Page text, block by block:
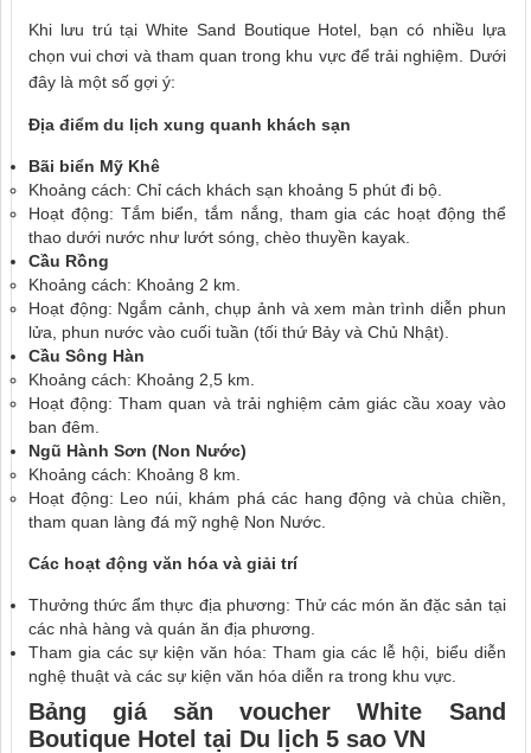
Khi lưu trú tại White Sand Boutique Hotel, bạn có nhiều lựa
chọn vui chơi và tham quan trong khu vực để trải nghiệm. Dưới
đây là một số gợi ý:
Địa điểm du lịch xung quanh khách sạn
Bãi biển Mỹ Khê
Khoảng cách: Chỉ cách khách sạn khoảng 5 phút đi bộ.
Hoạt động: Tắm biển, tắm nắng, tham gia các hoạt động thể
thao dưới nước như lướt sóng, chèo thuyền kayak.
Cầu Rồng
Khoảng cách: Khoảng 2 km.
Hoạt động: Ngắm cảnh, chụp ảnh và xem màn trình diễn phun
lửa, phun nước vào cuối tuần (tối thứ Bảy và Chủ Nhật).
Cầu Sông Hàn
Khoảng cách: Khoảng 2,5 km.
Hoạt động: Tham quan và trải nghiệm cảm giác cầu xoay vào
ban đêm.
Ngũ Hành Sơn (Non Nước)
Khoảng cách: Khoảng 8 km.
Hoạt động: Leo núi, khám phá các hang động và chùa chiền,
tham quan làng đá mỹ nghệ Non Nước.
Các hoạt động văn hóa và giải trí
Thưởng thức ẩm thực địa phương: Thử các món ăn đặc sản tại
các nhà hàng và quán ăn địa phương.
Tham gia các sự kiện văn hóa: Tham gia các lễ hội, biểu diễn
nghệ thuật và các sự kiện văn hóa diễn ra trong khu vực.
Bảng giá săn voucherWhite Sand
Boutique Hotel tại Du lịch 5 sao VN